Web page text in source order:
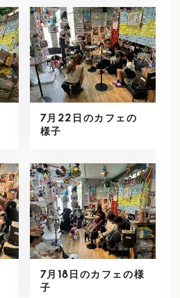
7月22日のカフェの
様子
7月18日のカフェの様
子